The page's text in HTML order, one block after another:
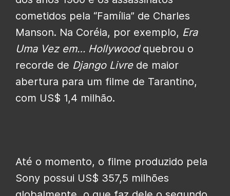
cometidos pela “Família” de Charles
Manson. Na Coréia, por exemplo, Era
Uma Vez em… Hollywoodquebrou o
recorde de Django Livrede maior
abertura para um filme de Tarantino,
com US$ 1,4 milhão.
Até o momento, o filme produzido pela
Sony possui US$ 357,5 milhões